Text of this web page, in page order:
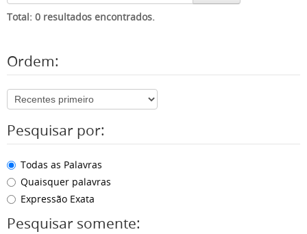
Total: 0 resultados encontrados.
Ordem:
Pesquisar por:
Todas as Palavras
Quaisquer palavras
Expressão Exata
Pesquisar somente: